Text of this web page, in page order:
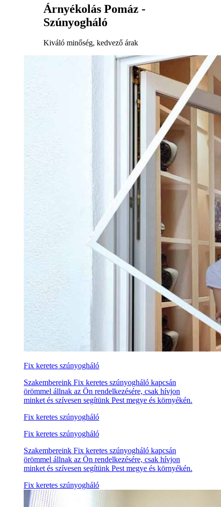
Árnyékolás Pomáz -
Szúnyogháló
Kiváló minőség, kedvező árak
Fix keretes szúnyogháló
Szakembereink Fix keretes szúnyogháló kapcsán
örömmel állnak az Ön rendelkezésére, csak hívjon
minket és szívesen segítünk Pest megye és környékén.
Fix keretes szúnyogháló
Fix keretes szúnyogháló
Szakembereink Fix keretes szúnyogháló kapcsán
örömmel állnak az Ön rendelkezésére, csak hívjon
minket és szívesen segítünk Pest megye és környékén.
Fix keretes szúnyogháló